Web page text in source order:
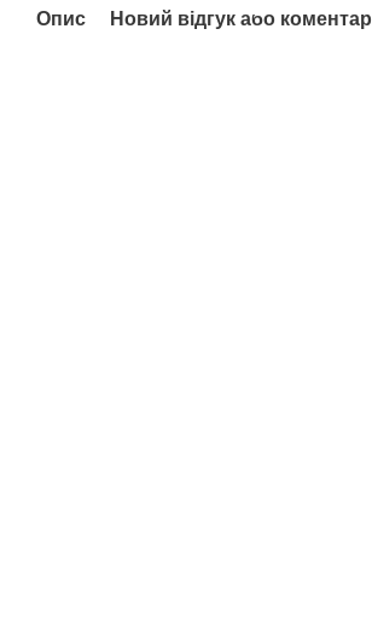
Опис Новий відгук або коментар